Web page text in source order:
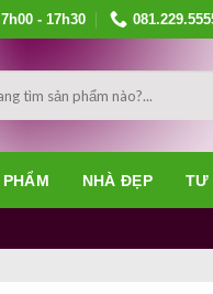
7h00 - 17h30
NHÀ ĐẸP TƯ